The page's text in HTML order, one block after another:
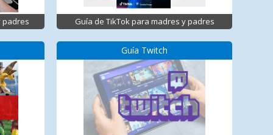
padres Guía de TikTok para madres y padres
Guía Twitch